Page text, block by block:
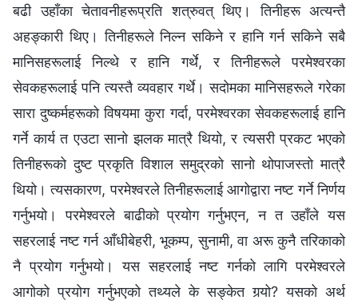
बढी उहाँका चेतावनीहरूप्रति शत्रुवत् थिए। तिनीहरू अत्यन्तै
अहङ्कारी थिए। तिनीहरूले निल्‍न सकिने र हानि गर्न सकिने सबै
मानिसहरूलाई निल्थे र हानि गर्थे, र तिनीहरूले परमेश्‍वरका
सेवकहरूलाई पनि त्यस्तै व्यवहार गर्थे। सदोमका मानिसहरूले गरेका
सारा दुष्कर्महरूको विषयमा कुरा गर्दा, परमेश्‍वरका सेवकहरूलाई हानि
गर्ने कार्य त एउटा सानो झलक मात्रै थियो, र त्यसरी प्रकट भएको
तिनीहरूको दुष्ट प्रकृति विशाल समुद्रको सानो थोपाजस्तो मात्रै
थियो। त्यसकारण, परमेश्‍वरले तिनीहरूलाई आगोद्वारा नष्ट गर्ने निर्णय
गर्नुभयो। परमेश्‍वरले बाढीको प्रयोग गर्नुभएन, न त उहाँले यस
सहरलाई नष्ट गर्न आँधीबेहरी, भूकम्प, सुनामी, वा अरू कुनै तरिकाको
नै प्रयोग गर्नुभयो। यस सहरलाई नष्ट गर्नको लागि परमेश्‍वरले
आगोको प्रयोग गर्नुभएको तथ्यले के सङ्केत गर्‍यो? यसको अर्थ